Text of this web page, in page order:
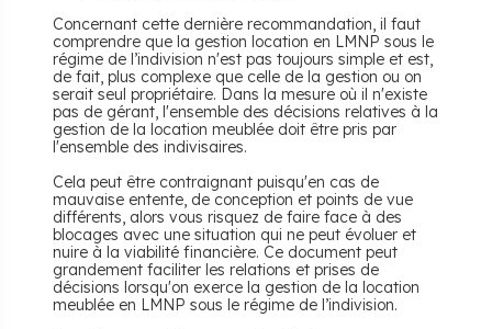
Concernant cette dernière recommandation, il faut
comprendre que la gestion location en LMNP sous le
régime de l’indivision n'est pas toujours simple et est,
de fait, plus complexe que celle de la gestion ou on
serait seul propriétaire. Dans la mesure où il n'existe
pas de gérant, l'ensemble des décisions relatives à la
gestion de la location meublée doit être pris par
l'ensemble des indivisaires.
Cela peut être contraignant puisqu'en cas de
mauvaise entente, de conception et points de vue
différents, alors vous risquez de faire face à des
blocages avec une situation qui ne peut évoluer et
nuire à la viabilité financière. Ce document peut
grandement faciliter les relations et prises de
décisions lorsqu'on exerce la gestion de la location
meublée en LMNP sous le régime de l’indivision.